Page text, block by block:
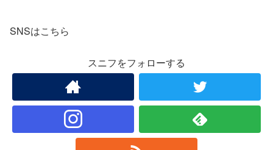
SNSはこちら
スニフをフォローする